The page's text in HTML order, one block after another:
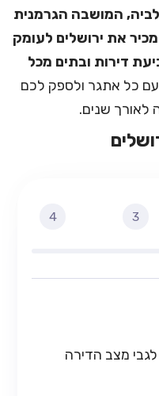
המושבה הגרמנית
את ירושלים לעומק
דירות ובתים מכל
עם כל אתגר ולספק לכם
לאורך שנים.
3
4
מצב הדירה